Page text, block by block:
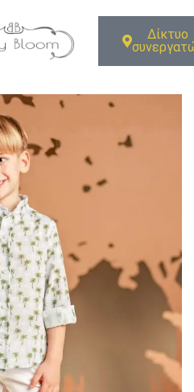
Δίκτυο